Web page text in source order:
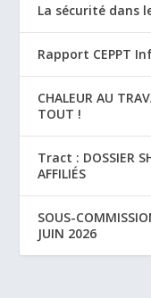
La sécurité dans
Rapport CEPPT
CHALEUR AU
TOUT !
Tract : DOSSIER
AFFILIÉS
SOUS-
JUIN 2026